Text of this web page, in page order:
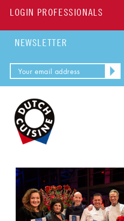
LOGIN PROFESSIONALS
NEWSLETTER